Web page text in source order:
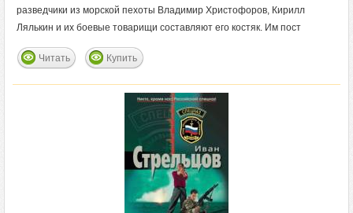
разведчики из морской пехоты Владимир Христофоров, Кирилл
Лялькин и их боевые товарищи составляют его костяк. Им пост
Читать Купить